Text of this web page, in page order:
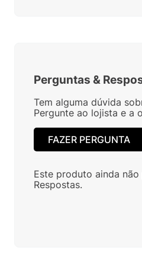
Perguntas &
Tem alguma dúvida
Pergunte ao lojista e a
FAZER PERGUNTA
Este produto ainda
Respostas.